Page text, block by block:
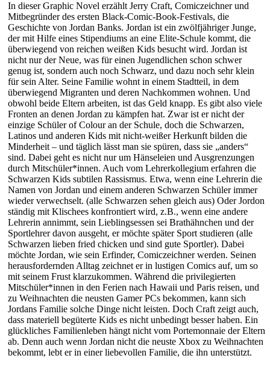
In dieser Graphic Novel erzählt Jerry Craft, Comiczeichner und
Mitbegründer des ersten Black-Comic-Book-Festivals, die
Geschichte von Jordan Banks. Jordan ist ein zwölfjähriger Junge,
der mit Hilfe eines Stipendiums an eine Elite-Schule kommt, die
überwiegend von reichen weißen Kids besucht wird. Jordan ist
nicht nur der Neue, was für einen Jugendlichen schon schwer
genug ist, sondern auch noch Schwarz, und dazu noch sehr klein
für sein Alter. Seine Familie wohnt in einem Stadtteil, in dem
überwiegend Migranten und deren Nachkommen wohnen. Und
obwohl beide Eltern arbeiten, ist das Geld knapp. Es gibt also viele
Fronten an denen Jordan zu kämpfen hat. Zwar ist er nicht der
einzige Schüler of Colour an der Schule, doch die Schwarzen,
Latinos und anderen Kids mit nicht-weißer Herkunft bilden die
Minderheit – und täglich lässt man sie spüren, dass sie „anders“
sind. Dabei geht es nicht nur um Hänseleien und Ausgrenzungen
durch Mitschüler*innen. Auch vom Lehrerkollegium erfahren die
Schwarzen Kids subtilen Rassismus. Etwa, wenn eine Lehrerin die
Namen von Jordan und einem anderen Schwarzen Schüler immer
wieder verwechselt. (alle Schwarzen sehen gleich aus) Oder Jordon
ständig mit Klischees konfrontiert wird, z.B., wenn eine andere
Lehrerin annimmt, sein Lieblingsessen sei Brathähnchen und der
Sportlehrer davon ausgeht, er möchte später Sport studieren (alle
Schwarzen lieben fried chicken und sind gute Sportler). Dabei
möchte Jordan, wie sein Erfinder, Comiczeichner werden. Seinen
herausfordernden Alltag zeichnet er in lustigen Comics auf, um so
mit seinem Frust klarzukommen. Während die privilegierten
Mitschüler*innen in den Ferien nach Hawaii und Paris reisen, und
zu Weihnachten die neusten Gamer PCs bekommen, kann sich
Jordans Familie solche Dinge nicht leisten. Doch Craft zeigt auch,
dass materiell begüterte Kids es nicht unbedingt besser haben. Ein
glückliches Familienleben hängt nicht vom Portemonnaie der Eltern
ab. Denn auch wenn Jordan nicht die neuste Xbox zu Weihnachten
bekommt, lebt er in einer liebevollen Familie, die ihn unterstützt.